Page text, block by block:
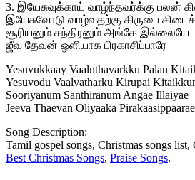
3. இயேசுவுக்காய் வாழ்ந்தவர்க்கு பலன்
இயேசுவோடு வாழ்வதற்கு கிருபை
சூரியனும் சந்திரனும் அங்கே இல்லையே
ஜீவ தேவன் ஒளியாக பிரகாசிப்பாரே
Yesuvukkaay Vaalnthavarkku Palan
Yesuvodu Vaalvatharku Kirupai
Sooriyanum Santhiranum Angae Illaiyae
Jeeva Thaevan Oliyaaka Pirakaasippaarae
Song Description:
Tamil gospel songs, Christmas songs list,
Best Christmas Songs, Praise Songs.